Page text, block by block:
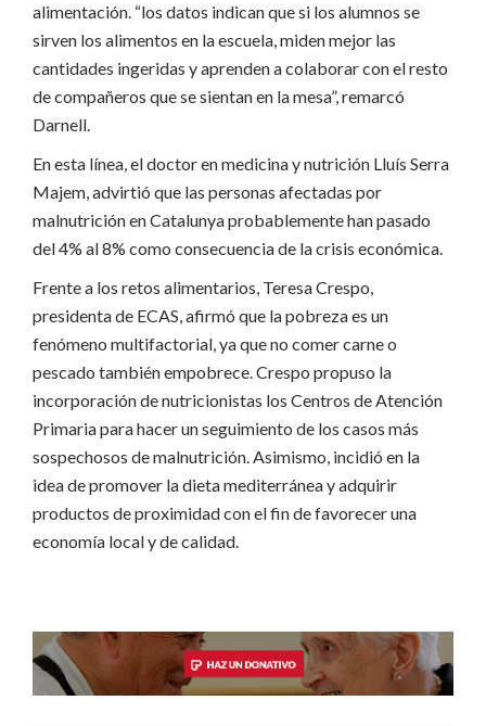
alimentación. “los datos indican que si los alumnos se
sirven los alimentos en la escuela, miden mejor las
cantidades ingeridas y aprenden a colaborar con el resto
de compañeros que se sientan en la mesa”, remarcó
Darnell.
En esta línea, el doctor en medicina y nutrición Lluís Serra
Majem, advirtió que las personas afectadas por
malnutrición en Catalunya probablemente han pasado
del 4% al 8% como consecuencia de la crisis económica.
Frente a los retos alimentarios, Teresa Crespo,
presidenta de ECAS, afirmó que la pobreza es un
fenómeno multifactorial, ya que no comer carne o
pescado también empobrece. Crespo propuso la
incorporación de nutricionistas los Centros de Atención
Primaria para hacer un seguimiento de los casos más
sospechosos de malnutrición. Asimismo, incidió en la
idea de promover la dieta mediterránea y adquirir
productos de proximidad con el fin de favorecer una
economía local y de calidad.